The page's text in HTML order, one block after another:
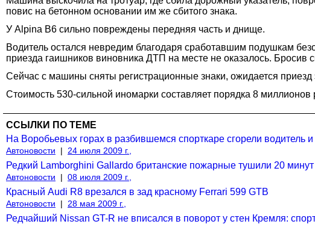
повис на бетонном основании им же сбитого знака.
У Alpina B6 сильно повреждены передняя часть и днище.
Водитель остался невредим благодаря сработавшим подушкам
приезда гаишников виновника ДТП на месте не оказалось. Бросив
Сейчас с машины сняты регистрационные знаки, ожидается приезд
Стоимость 530-сильной иномарки составляет порядка 8 миллионов
ССЫЛКИ ПО ТЕМЕ
На Воробьевых горах в разбившемся спорткаре сгорели водитель
Автоновости | 24 июля 2009 г.,
Редкий Lamborghini Gallardo британские пожарные тушили 20 минут
Автоновости | 08 июля 2009 г.,
Красный Audi R8 врезался в зад красному Ferrari 599 GTB
Автоновости | 28 мая 2009 г.,
Редчайший Nissan GT-R не вписался в поворот у стен Кремля: